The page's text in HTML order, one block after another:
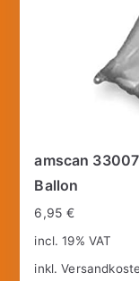
amscan
Ballon
6,95€
incl. 19% VAT
inkl.